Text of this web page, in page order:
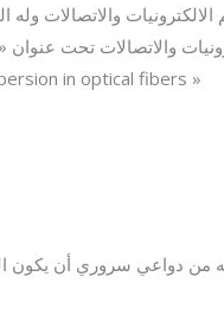
والاتصالات
in optical fibers »